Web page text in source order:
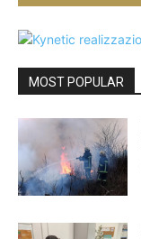
MOST POPULAR